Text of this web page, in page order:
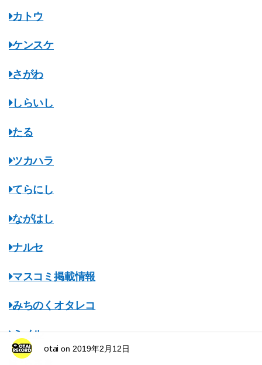
カトウ
ケンスケ
さがわ
しらいし
たる
ツカハラ
てらにし
ながはし
ナルセ
マスコミ掲載情報
みちのくオタレコ
ミノル
otai on 2019年2月12日